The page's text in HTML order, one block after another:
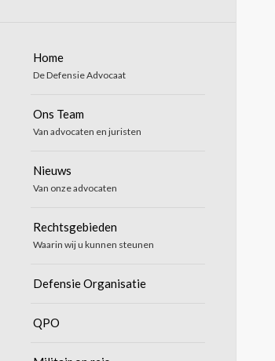
Home
De Defensie Advocaat
Ons Team
Van advocaten en juristen
Nieuws
Van onze advocaten
Rechtsgebieden
Waarin wij u kunnen steunen
Defensie Organisatie
QPO